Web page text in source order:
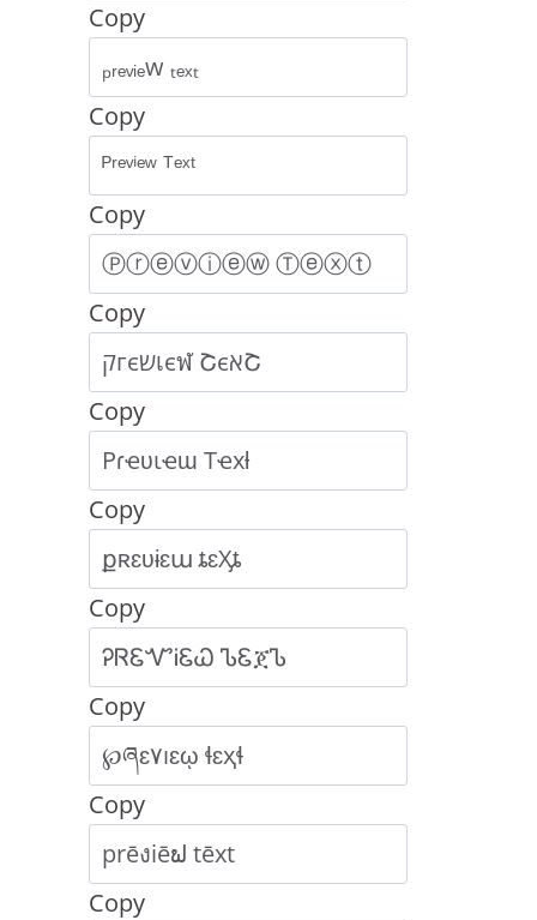
Copy
Copy
Copy
Copy
Copy
Copy
Copy
Copy
Copy
Copy